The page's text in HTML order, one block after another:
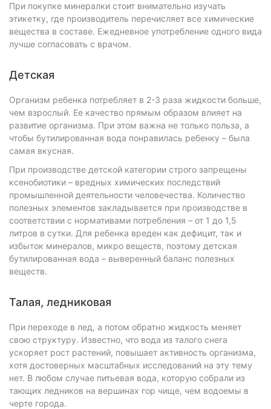
При покупке минералки стоит внимательно изучать
этикетку, где производитель перечисляет все химические
вещества в составе. Ежедневное употребление одного вида
лучше согласовать с врачом.
Детская
Организм ребенка потребляет в 2-3 раза жидкости больше,
чем взрослый. Ее качество прямым образом влияет на
развитие организма. При этом важна не только польза, а
чтобы бутилированная вода понравилась ребенку – была
самая вкусная.
При производстве детской категории строго запрещены
ксенобиотики – вредных химических последствий
промышленной деятельности человечества. Количество
полезных элементов закладывается при производстве в
соответствии с нормативами потребления – от 1 до 1,5
литров в сутки. Для ребенка вреден как дефицит, так и
избыток минералов, микро веществ, поэтому детская
бутилированная вода – выверенный баланс полезных
веществ.
Талая, ледниковая
При переходе в лед, а потом обратно жидкость меняет
свою структуру. Известно, что вода из талого снега
ускоряет рост растений, повышает активность организма,
хотя достоверных масштабных исследований на эту тему
нет. В любом случае питьевая вода, которую собрали из
тающих ледников на вершинах гор чище, чем водоемы в
черте города.